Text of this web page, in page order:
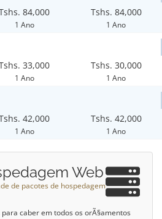
84,000
1 Ano
Tshs. 84,000
1 Ano
33,000
1 Ano
Tshs. 30,000
1 Ano
42,000
1 Ano
Tshs. 42,000
1 Ano
Web
de pacotes de hospedagem
caber em todos os orÃ§amentos